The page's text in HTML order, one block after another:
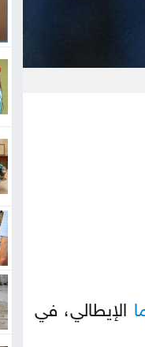
الإيطالي، في